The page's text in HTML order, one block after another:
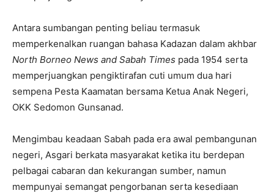
Antara sumbangan penting beliau termasuk
memperkenalkan ruangan bahasa Kadazan dalam akhbar
North Borneo News and Sabah Times pada 1954 serta
memperjuangkan pengiktirafan cuti umum dua hari
sempena Pesta Kaamatan bersama Ketua Anak Negeri,
OKK Sedomon Gunsanad.
Mengimbau keadaan Sabah pada era awal pembangunan
negeri, Asgari berkata masyarakat ketika itu berdepan
pelbagai cabaran dan kekurangan sumber, namun
mempunyai semangat pengorbanan serta kesediaan